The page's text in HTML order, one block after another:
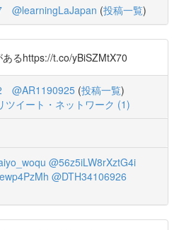
@learningLaJapan (投稿一覧)
るhttps://t.co/yBiSZMtX70
@AR1190925 (投稿一覧)
ツイート・ネットワーク (1)
@56z5iLW8rXztG4i
@DTH34106926